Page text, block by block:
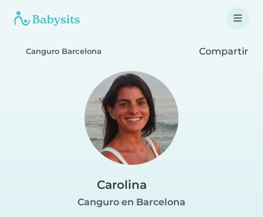
Canguro Barcelona Compartir
Carolina
Canguro en Barcelona